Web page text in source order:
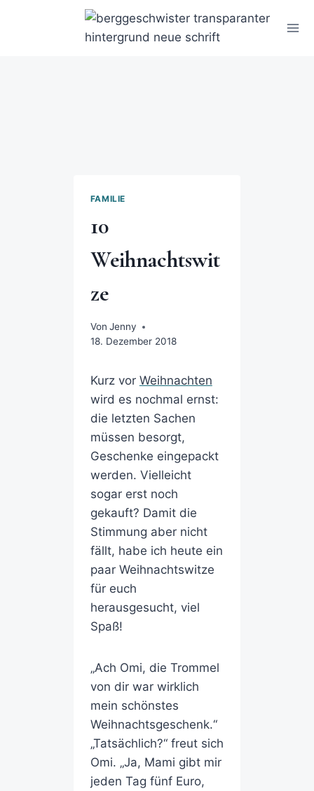
FAMILIE
10
Weihnachtswit
ze
Von Jenny
18. Dezember 2018
Kurz vor Weihnachten
wird es nochmal ernst:
die letzten Sachen
müssen besorgt,
Geschenke eingepackt
werden. Vielleicht
sogar erst noch
gekauft? Damit die
Stimmung aber nicht
fällt, habe ich heute ein
paar Weihnachtswitze
für euch
herausgesucht, viel
Spaß!
„Ach Omi, die Trommel
von dir war wirklich
mein schönstes
Weihnachtsgeschenk.“
„Tatsächlich?“ freut sich
Omi. „Ja, Mami gibt mir
jeden Tag fünf Euro,